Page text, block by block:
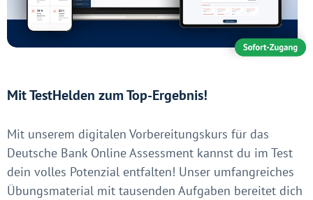
Mit TestHelden zum Top-Ergebnis!
Mit unserem digitalen Vorbereitungskurs für das
Deutsche Bank Online Assessment kannst du im Test
dein volles Potenzial entfalten! Unser umfangreiches
Übungsmaterial mit tausenden Aufgaben bereitet dich